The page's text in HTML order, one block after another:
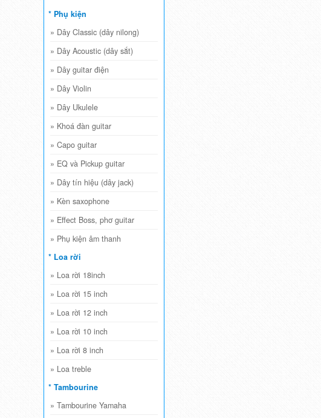
* Phụ kiện
» Dây Classic (dây nilong)
» Dây Acoustic (dây sắt)
» Dây guitar điện
» Dây Violin
» Dây Ukulele
» Khoá đàn guitar
» Capo guitar
» EQ và Pickup guitar
» Dây tín hiệu (dây jack)
» Kèn saxophone
» Effect Boss, phơ guitar
» Phụ kiện âm thanh
* Loa rời
» Loa rời 18inch
» Loa rời 15 inch
» Loa rời 12 inch
» Loa rời 10 inch
» Loa rời 8 inch
» Loa treble
* Tambourine
» Tambourine Yamaha